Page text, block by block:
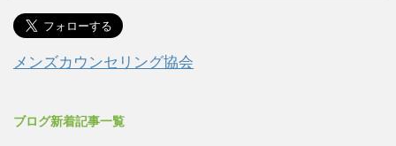
メンズカウンセリング協会
ブログ新着記事一覧